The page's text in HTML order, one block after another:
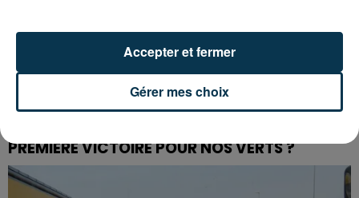
PREMIÈRE VICTOIRE POUR NOS VERTS ?
Gérer mes choix
Accepter et fermer